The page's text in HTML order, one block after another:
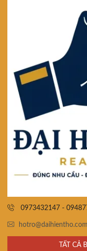
0973432147 -
hotro@daihientho.com
TẤT